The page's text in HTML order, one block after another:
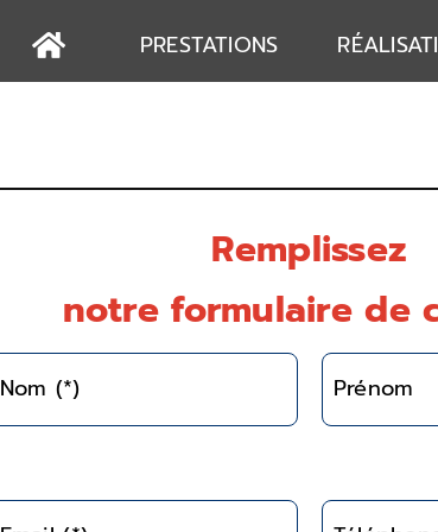
PRESTATIONS
Remplissez
notre formulaire de
Nom (*) Prénom